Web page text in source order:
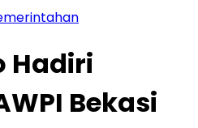
Hadiri
Bekasi